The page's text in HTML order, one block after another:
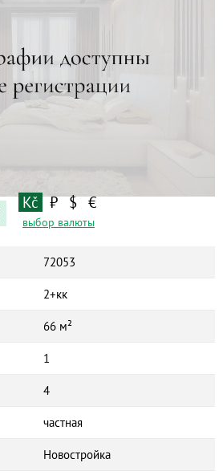
Kč ₽ $ €
выбор валюты
72053
2+кк
66 м²
1
4
частная
Новостройка